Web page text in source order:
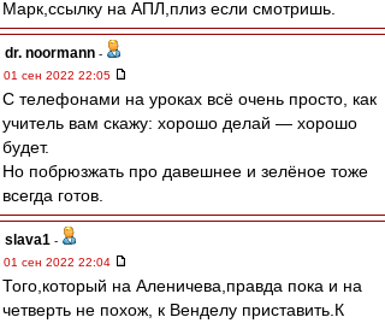
Марк,ссылку на АПЛ,плиз если смотришь.
dr. noormann -
01 сен 2022 22:05
С телефонами на уроках всё очень просто, как
учитель вам скажу: хорошо делай — хорошо
будет.
Но побрюзжать про давешнее и зелёное тоже
всегда готов.
slava1 -
01 сен 2022 22:04
Того,который на Аленичева,правда пока и на
четверть не похож, к Венделу приставить.К